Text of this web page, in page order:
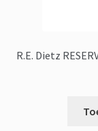
R.E. Dietz